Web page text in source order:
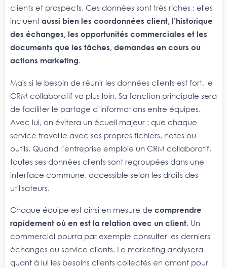
clients et prospects. Ces données sont très riches : elles
incluent aussi bien les coordonnées client, l’historique
des échanges, les opportunités commerciales et les
documents que les tâches, demandes en cours ou
actions marketing.
Mais si le besoin de réunir les données clients est fort, le
CRM collaboratif va plus loin. Sa fonction principale sera
de faciliter le partage d’informations entre équipes.
Avec lui, on évitera un écueil majeur : que chaque
service travaille avec ses propres fichiers, notes ou
outils. Quand l’entreprise emploie un CRM collaboratif,
toutes ses données clients sont regroupées dans une
interface commune, accessible selon les droits des
utilisateurs.
Chaque équipe est ainsi en mesure de comprendre
rapidement où en est la relation avec un client. Un
commercial pourra par exemple consulter les derniers
échanges du service clients. Le marketing analysera
quant à lui les besoins clients collectés en amont pour